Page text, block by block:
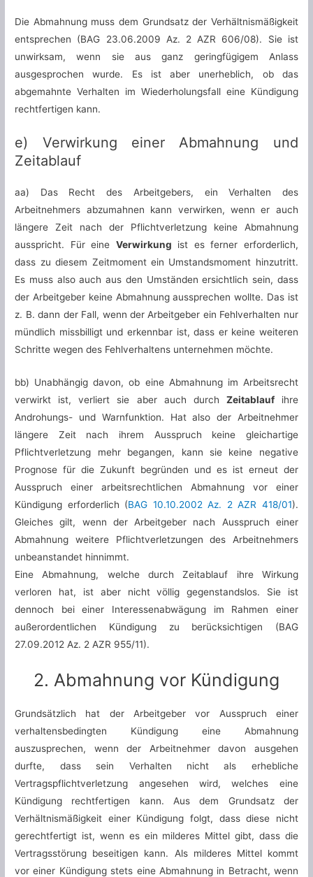
Die Abmahnung muss dem Grundsatz der Verhältnismäßigkeit
entsprechen (BAG 23.06.2009 Az. 2 AZR 606/08). Sie ist
unwirksam, wenn sie aus ganz geringfügigem Anlass
ausgesprochen wurde. Es ist aber unerheblich, ob das
abgemahnte Verhalten im Wiederholungsfall eine Kündigung
rechtfertigen kann.
e) Verwirkung einer Abmahnung und
Zeitablauf
aa) Das Recht des Arbeitgebers, ein Verhalten des
Arbeitnehmers abzumahnen kann verwirken, wenn er auch
längere Zeit nach der Pflichtverletzung keine Abmahnung
ausspricht. Für eine Verwirkung ist es ferner erforderlich,
dass zu diesem Zeitmoment ein Umstandsmoment hinzutritt.
Es muss also auch aus den Umständen ersichtlich sein, dass
der Arbeitgeber keine Abmahnung aussprechen wollte. Das ist
z. B. dann der Fall, wenn der Arbeitgeber ein Fehlverhalten nur
mündlich missbilligt und erkennbar ist, dass er keine weiteren
Schritte wegen des Fehlverhaltens unternehmen möchte.
bb) Unabhängig davon, ob eine Abmahnung im Arbeitsrecht
verwirkt ist, verliert sie aber auch durch Zeitablaufihre
Androhungs- und Warnfunktion. Hat also der Arbeitnehmer
längere Zeit nach ihrem Ausspruch keine gleichartige
Pflichtverletzung mehr begangen, kann sie keine negative
Prognose für die Zukunft begründen und es ist erneut der
Ausspruch einer arbeitsrechtlichen Abmahnung vor einer
Kündigung erforderlich (BAG 10.10.2002 Az. 2 AZR 418/01).
Gleiches gilt, wenn der Arbeitgeber nach Ausspruch einer
Abmahnung weitere Pflichtverletzungen des Arbeitnehmers
unbeanstandet hinnimmt.
Eine Abmahnung, welche durch Zeitablauf ihre Wirkung
verloren hat, ist aber nicht völlig gegenstandslos. Sie ist
dennoch bei einer Interessenabwägung im Rahmen einer
außerordentlichen Kündigung zu berücksichtigen (BAG
27.09.2012 Az. 2 AZR 955/11).
2. Abmahnung vor Kündigung
Grundsätzlich hat der Arbeitgeber vor Ausspruch einer
verhaltensbedingten Kündigung eine Abmahnung
auszusprechen, wenn der Arbeitnehmer davon ausgehen
durfte, dass sein Verhalten nicht als erhebliche
Vertragspflichtverletzung angesehen wird, welches eine
Kündigung rechtfertigen kann. Aus dem Grundsatz der
Verhältnismäßigkeit einer Kündigung folgt, dass diese nicht
gerechtfertigt ist, wenn es ein milderes Mittel gibt, dass die
Vertragsstörung beseitigen kann. Als milderes Mittel kommt
vor einer Kündigung stets eine Abmahnung in Betracht, wenn